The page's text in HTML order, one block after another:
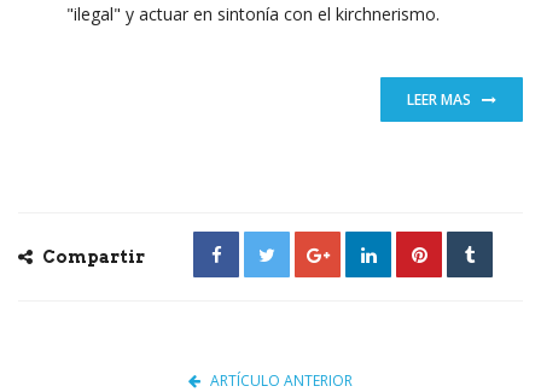
"ilegal" y actuar en sintonía con el kirchnerismo.
LEER MAS
Compartir
ARTÍCULO ANTERIOR